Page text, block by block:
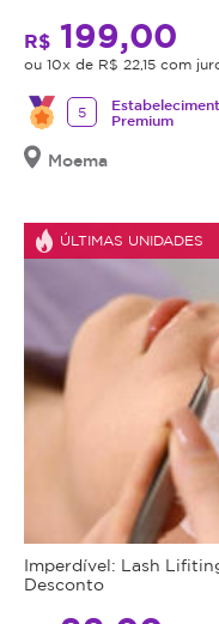
R$ 199,00
ou 10x de R$ 22,15 com
5
Premium
Moema
ÚLTIMAS UNIDADES
Imperdível: Lash
Desconto